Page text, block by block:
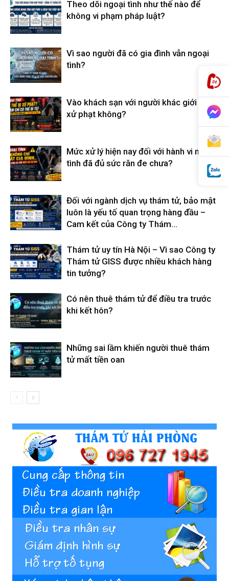
phòng,
thám
giss,
tham
Theo dõi ngoại tình như thế nào để
không vi phạm pháp luật?
Vì sao người đã có gia đình vẫn ngoại
tình?
Vào khách sạn với người khác giới có bị
xử phạt không?
Mức xử lý hiện nay đối với hành vi ngoại
tình đã đủ sức răn đe chưa?
Đối với ngành dịch vụ thám tử, bảo mật
luôn là yếu tố quan trọng hàng đầu –
Cam kết của Công ty Thám...
Thám tử uy tín Hà Nội – Vì sao Công ty
Thám tử GISS được nhiều khách hàng
tin tưởng?
Có nên thuê thám tử để điều tra trước
khi kết hôn?
Những sai lầm khiến người thuê thám
tử mất tiền oan